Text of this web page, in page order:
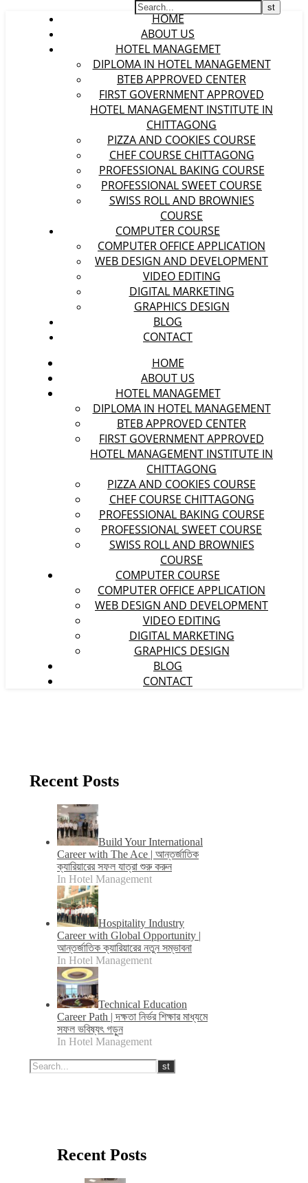
HOME
ABOUT US
HOTEL MANAGEMET
DIPLOMA IN HOTEL MANAGEMENT
BTEB APPROVED CENTER
FIRST GOVERNMENT APPROVED
HOTEL MANAGEMENT INSTITUTE IN
CHITTAGONG
PIZZA AND COOKIES COURSE
CHEF COURSE CHITTAGONG
PROFESSIONAL BAKING COURSE
PROFESSIONAL SWEET COURSE
SWISS ROLL AND BROWNIES
COURSE
COMPUTER COURSE
COMPUTER OFFICE APPLICATION
WEB DESIGN AND DEVELOPMENT
VIDEO EDITING
DIGITAL MARKETING
GRAPHICS DESIGN
BLOG
CONTACT
HOME
ABOUT US
HOTEL MANAGEMET
DIPLOMA IN HOTEL MANAGEMENT
BTEB APPROVED CENTER
FIRST GOVERNMENT APPROVED
HOTEL MANAGEMENT INSTITUTE IN
CHITTAGONG
PIZZA AND COOKIES COURSE
CHEF COURSE CHITTAGONG
PROFESSIONAL BAKING COURSE
PROFESSIONAL SWEET COURSE
SWISS ROLL AND BROWNIES
COURSE
COMPUTER COURSE
COMPUTER OFFICE APPLICATION
WEB DESIGN AND DEVELOPMENT
VIDEO EDITING
DIGITAL MARKETING
GRAPHICS DESIGN
BLOG
CONTACT
Recent Posts
Build Your International
Career with The Ace | আন্তর্জাতিক
ক্যারিয়ারের সফল যাত্রা শুরু করুন
In Hotel Management
Hospitality Industry
Career with Global Opportunity |
আন্তর্জাতিক ক্যারিয়ারের নতুন সম্ভাবনা
In Hotel Management
Technical Education
Career Path | দক্ষতা নির্ভর শিক্ষার মাধ্যমে
সফল ভবিষ্যৎ গড়ুন
In Hotel Management
Recent Posts